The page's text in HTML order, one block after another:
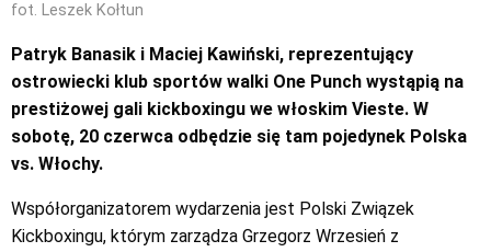
fot. Leszek Kołtun
Patryk Banasik i Maciej Kawiński, reprezentujący
ostrowiecki klub sportów walki One Punch wystąpią na
prestiżowej gali kickboxingu we włoskim Vieste. W
sobotę, 20 czerwca odbędzie się tam pojedynek Polska
vs. Włochy.
Współorganizatorem wydarzenia jest Polski Związek
Kickboxingu, którym zarządza Grzegorz Wrzesień z